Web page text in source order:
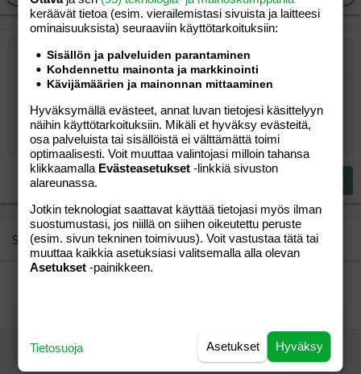
LihavoituKursivoitu
Laajennettuun editoriin…
Lista
Järjestetty lista
Järjestämätön lista
Suurenna sisennystä
Pienennä sisennystä
Laajennettuun editoriin…
Lisää hyperlinkki
Lisää kuva
HymiötLaajennettuun
Fontin koko
9
10
12
15
18
22
26
Tekstiväri
Kirjasintyyli
Arial
Book Antiqua
Courier New
Georgia
Times New Roman
Trebuchet MS
Verdana
YliviivaaAlleviivattu
Rivinsisäinen koodi
Rivinsisäinen spoiler
Tasaus Tasaa vasemmalle
Keskitä
Tasaa oikealle
Justify text
Paragraph format
Normal
Heading 1
Heading 2
Heading 3
LainausLisää video/media
Lisää taulukko
Insert horizontal line
SpoilerKoodi
Tee uudelleen
BBCode-näkymä
Poista muotoilu
LuonnoksetTallenna luonnos
Poista luonnos
Kirjoita vastaus...
Similar threads
Imetys ja pv:n pisteet
keräävät tietoa (esim. vierailemis­tasi sivuista ja laitteesi
ominaisuuk­sista) seuraaviin käyttötarkoituksiin:
Sisällön ja palveluiden parantaminen
Kohdennettu mainonta ja markkinointi
Kävijämäärien ja mainonnan mittaaminen
Hyväksymällä evästeet, annat luvan tietojesi käsittelyyn
näihin käyttötarkoituksiin. Mikäli et hyväksy evästeitä,
osa palveluista tai sisällöistä ei välttämättä toimi
optimaalisesti. Voit muuttaa valintojasi milloin tahansa
klikkaamalla Evästeasetukset -linkkiä sivuston
alareunassa.
Jotkin teknologiat saattavat käyttää tietojasi myös ilman
suostumustasi, jos niillä on siihen oikeutettu peruste
(esim. sivun tekninen toimivuus). Voit vastustaa tätä tai
muuttaa kaikkia asetuksiasi valitsemalla alla olevan
Asetukset -painikkeen.
Hyväksy
Asetukset
Tietosuoja